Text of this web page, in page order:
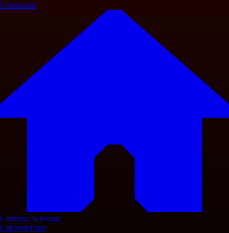
Commenta
Continua la lettura
Calciomercato